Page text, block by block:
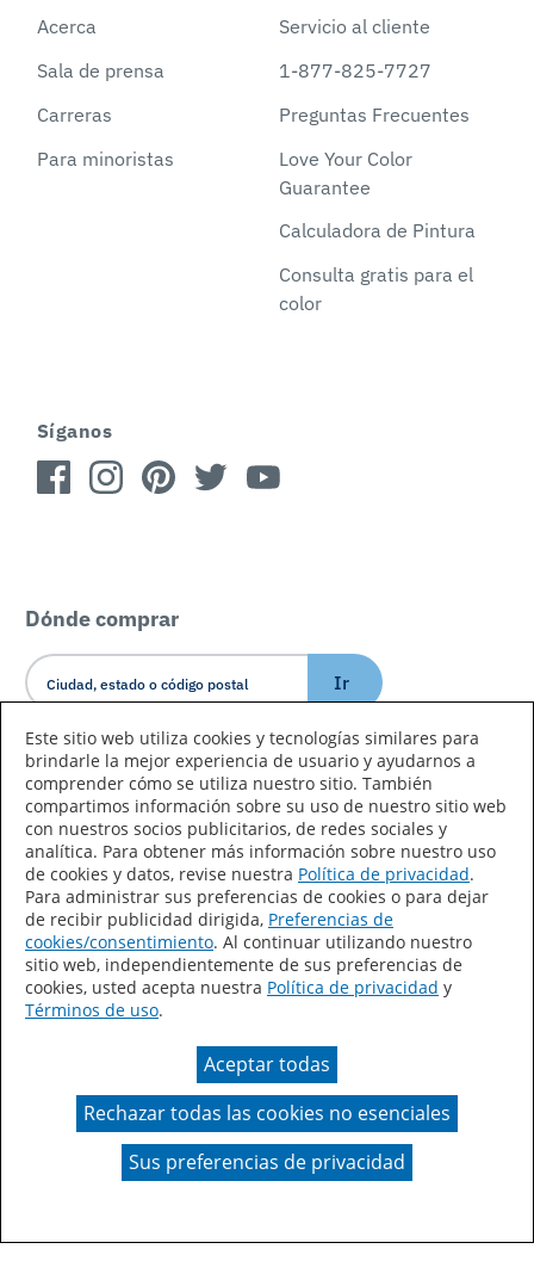
Acerca
Sala de prensa
Carreras
Para minoristas
Servicio al cliente
1-877-825-7727
Preguntas Frecuentes
Love Your Color
Guarantee
Calculadora de Pintura
Consulta gratis para el
color
Síganos
Dónde comprar
Ir
Idioma/País
Declaración de accesibilidad
Mapa del sitio
Términos de uso
Privacidad
Ley de Cadenas de Suministro de California
Coil Coatings
Un color real puede variar en comparación con la
© 2026 Valspar Todos los derechos reservados.
Este sitio web utiliza cookies y tecnologías similares para
brindarle la mejor experiencia de usuario y ayudarnos a
comprender cómo se utiliza nuestro sitio. También
compartimos información sobre su uso de nuestro sitio web
con nuestros socios publicitarios, de redes sociales y
analítica. Para obtener más información sobre nuestro uso
de cookies y datos, revise nuestra Política de privacidad.
Para administrar sus preferencias de cookies o para dejar
de recibir publicidad dirigida, Preferencias de
cookies/consentimiento. Al continuar utilizando nuestro
sitio web, independientemente de sus preferencias de
cookies, usted acepta nuestra Política de privacidad y
Términos de uso.
Aceptar todas
Rechazar todas las cookies no esenciales
Sus preferencias de privacidad